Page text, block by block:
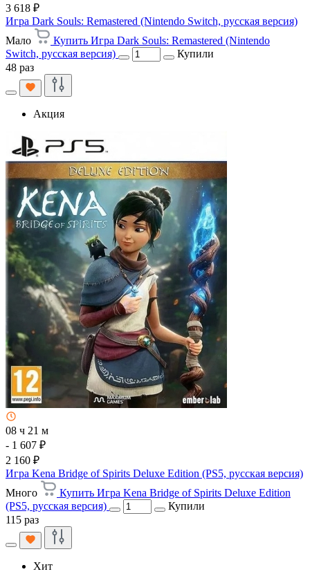
3 618 ₽
Игра Dark Souls: Remastered (Nintendo Switch, русская версия)
Мало
Купить Игра Dark Souls: Remastered (Nintendo
Switch, русская версия)
Купили
48 раз
Акция
08 ч 21 м
- 1 607 ₽
2 160 ₽
Игра Kena Bridge of Spirits Deluxe Edition (PS5, русская версия)
Много
Купить Игра Kena Bridge of Spirits Deluxe Edition
(PS5, русская версия)
Купили
115 раз
Хит